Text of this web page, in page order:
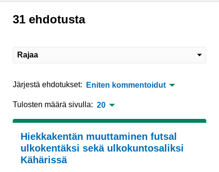
31 ehdotusta
Rajaa
Järjestä ehdotukset: Eniten kommentoidut
Tulosten määrä sivulla: 20
Hiekkakentän muuttaminen futsal
ulkokentäksi sekä ulkokuntosaliksi
Kähärissä